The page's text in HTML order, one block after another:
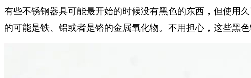
有些不锈钢器具可能最开始的时候没有黑色的东西，但使用
的可能是铁、铝或者是铬的金属氧化物。不用担心，这些黑